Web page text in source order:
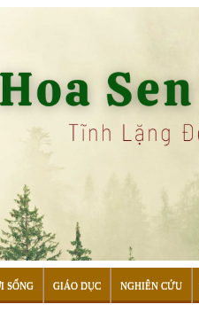
SỐNG GIÁO DỤC NGHIÊN CỨU